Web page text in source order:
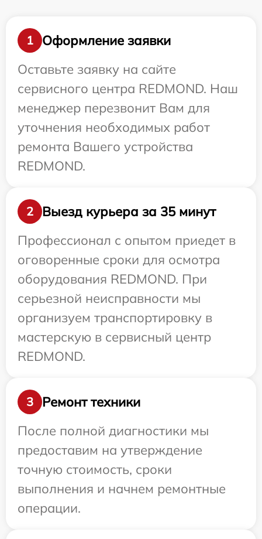
1
Оформление заявки
Оставьте заявку на сайте
сервисного центра REDMOND. Наш
менеджер перезвонит Вам для
уточнения необходимых работ
ремонта Вашего устройства
REDMOND.
2
Выезд курьера за 35 минут
Профессионал с опытом приедет в
оговоренные сроки для осмотра
оборудования REDMOND. При
серьезной неисправности мы
организуем транспортировку в
мастерскую в сервисный центр
REDMOND.
3
Ремонт техники
После полной диагностики мы
предоставим на утверждение
точную стоимость, сроки
выполнения и начнем ремонтные
операции.